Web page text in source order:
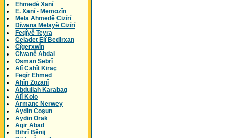
Ehmedê Xanî
E. Xanî - Memozîn
Mela Ahmedê Cizîrî
Dîwana Melayê Cizîrî
Feqîyê Teyra
Celadet Elî Bedirxan
Cîgerxwîn
Ciwanê Abdal
Osman Sebrî
Alî Cahît Kiraç
Feqîr Ehmed
Ahîn Zozanî
Abdullah Karabag
Alî Kolo
Armanc Nerwey
Aydin Coşun
Aydin Orak
Agir Abad
Bihrî Bênij